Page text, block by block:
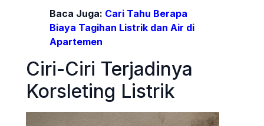
Baca Juga: Cari Tahu Berapa
Biaya Tagihan Listrik dan Air di
Apartemen
Ciri-Ciri Terjadinya
Korsleting Listrik